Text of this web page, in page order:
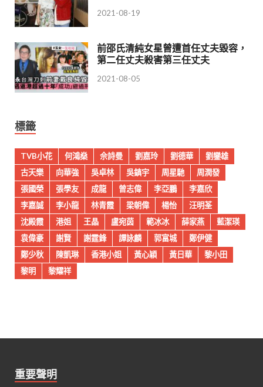
2021-08-19
前邵氏清純女星曾遭首任丈夫毀容，
第二任丈夫殺害第三任丈夫
2021-08-05
標籤
TVB小花 何鴻燊 佘詩曼 劉嘉玲 劉德華
劉鑾雄
古天樂
向華強 吳卓林 吳鎮宇 周星馳
周潤發
張國榮
張學友 成龍 曾志偉 李亞鵬
李嘉欣
李嘉誠
李小龍 林青霞 梁朝偉 楊怡
汪明荃
沈殿霞
港姐 王晶 盧宛茵 範冰冰 薛家燕
藍潔瑛
袁偉豪
謝賢 謝霆鋒 譚詠麟 郭富城
鄭伊健
鄭少秋
陳凱琳 香港小姐 黃心穎 黃日華
黎小田
黎明
黎耀祥
重要聲明